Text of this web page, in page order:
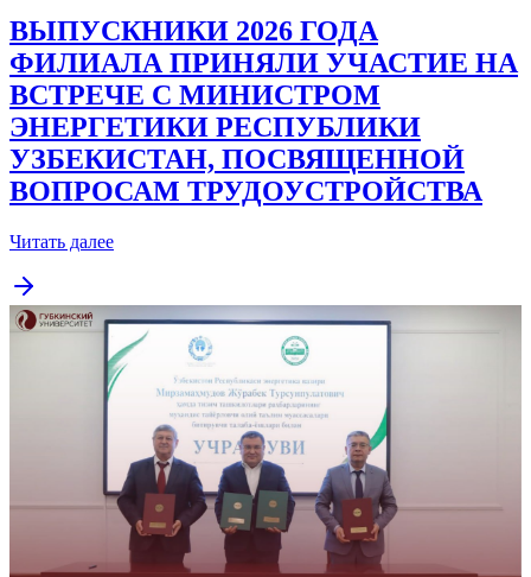
ВЫПУСКНИКИ 2026 ГОДА
ФИЛИАЛА ПРИНЯЛИ УЧАСТИЕ НА
ВСТРЕЧЕ С МИНИСТРОМ
ЭНЕРГЕТИКИ РЕСПУБЛИКИ
УЗБЕКИСТАН, ПОСВЯЩЕННОЙ
ВОПРОСАМ ТРУДОУСТРОЙСТВА
Читать далее